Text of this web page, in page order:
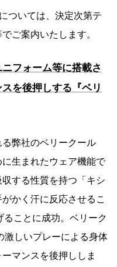
ついては、決定次第テ
ご案内いたします。
フォーム等に搭載さ
を後押しする『ベリ
弊社のベリークール
生まれたウェア機能で
する性質を持つ「キシ
かく汗に反応させるこ
ことに成功。ベリーク
激しいプレーによる身体
マンスを後押ししま